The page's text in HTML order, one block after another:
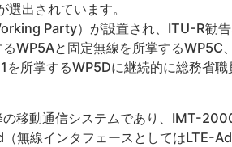
出されています。
Party）が設置され、ITU-R勧
WP5Aと固定無線を所掌するWP5C
掌するWP5Dに継続的に総務省職
移動通信システムであり、IMT-
無線インタフェースとしてはLTE-